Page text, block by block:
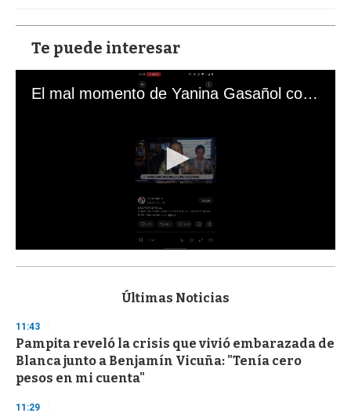
Te puede interesar
El mal momento de Yanina Gasañol con un hincha argentino en "Subrayado"
s
d
s
o
f
3
s
Últimas Noticias
11:43
Pampita reveló la crisis que vivió embarazada de
Blanca junto a Benjamín Vicuña: "Tenía cero
pesos en mi cuenta"
11:29